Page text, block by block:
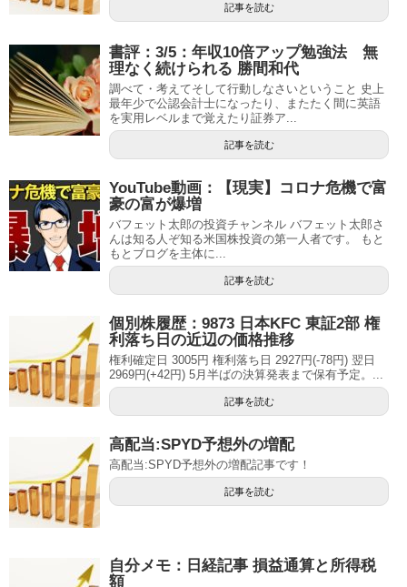
記事を読む
書評：3/5：年収10倍アップ勉強法 無
理なく続けられる 勝間和代
調べて・考えてそして行動しなさいということ 史上
最年少で公認会計士になったり、またたく間に英語
を実用レベルまで覚えたり証券ア...
記事を読む
YouTube動画：【現実】コロナ危機で富
豪の富が爆増
バフェット太郎の投資チャンネル バフェット太郎さ
んは知る人ぞ知る米国株投資の第一人者です。 もと
もとブログを主体に...
記事を読む
個別株履歴：9873 日本KFC 東証2部 権
利落ち日の近辺の価格推移
権利確定日 3005円 権利落ち日 2927円(-78円) 翌日
2969円(+42円) 5月半ばの決算発表まで保有予定。...
記事を読む
高配当:SPYD予想外の増配
高配当:SPYD予想外の増配記事です！
記事を読む
自分メモ：日経記事 損益通算と所得税
額